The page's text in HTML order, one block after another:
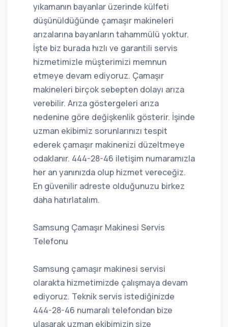
yıkamanın bayanlar üzerinde külfeti
düşünüldüğünde çamaşır makineleri
arızalarına bayanların tahammülü yoktur.
İşte biz burada hızlı ve garantili servis
hizmetimizle müşterimizi memnun
etmeye devam ediyoruz. Çamaşır
makineleri birçok sebepten dolayı arıza
verebilir. Arıza göstergeleri arıza
nedenine göre değişkenlik gösterir. İşinde
uzman ekibimiz sorunlarınızı tespit
ederek çamaşır makinenizi düzeltmeye
odaklanır. 444-28-46 iletişim numaramızla
her an yanınızda olup hizmet vereceğiz.
En güvenilir adreste olduğunuzu birkez
daha hatırlatalım.
Samsung Çamaşır Makinesi Servis
Telefonu
Samsung çamaşır makinesi servisi
olarakta hizmetimizde çalışmaya devam
ediyoruz. Teknik servis istediğinizde
444-28-46 numaralı telefondan bize
ulaşarak uzman ekibimizin size